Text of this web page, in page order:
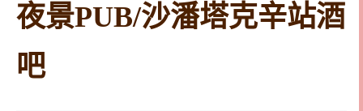
夜景PUB/沙潘塔克辛站酒
吧